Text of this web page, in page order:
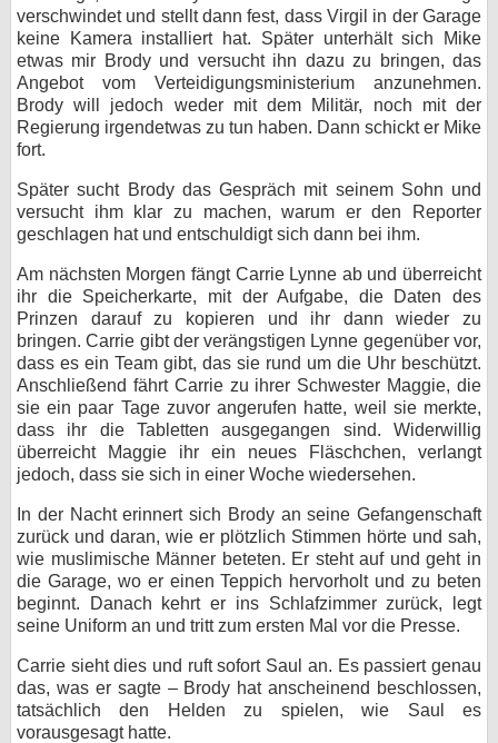
verschwindet und stellt dann fest, dass Virgil in der Garage
keine Kamera installiert hat. Später unterhält sich Mike
etwas mir Brody und versucht ihn dazu zu bringen, das
Angebot vom Verteidigungsministerium anzunehmen.
Brody will jedoch weder mit dem Militär, noch mit der
Regierung irgendetwas zu tun haben. Dann schickt er Mike
fort.
Später sucht Brody das Gespräch mit seinem Sohn und
versucht ihm klar zu machen, warum er den Reporter
geschlagen hat und entschuldigt sich dann bei ihm.
Am nächsten Morgen fängt Carrie Lynne ab und überreicht
ihr die Speicherkarte, mit der Aufgabe, die Daten des
Prinzen darauf zu kopieren und ihr dann wieder zu
bringen. Carrie gibt der verängstigen Lynne gegenüber vor,
dass es ein Team gibt, das sie rund um die Uhr beschützt.
Anschließend fährt Carrie zu ihrer Schwester Maggie, die
sie ein paar Tage zuvor angerufen hatte, weil sie merkte,
dass ihr die Tabletten ausgegangen sind. Widerwillig
überreicht Maggie ihr ein neues Fläschchen, verlangt
jedoch, dass sie sich in einer Woche wiedersehen.
In der Nacht erinnert sich Brody an seine Gefangenschaft
zurück und daran, wie er plötzlich Stimmen hörte und sah,
wie muslimische Männer beteten. Er steht auf und geht in
die Garage, wo er einen Teppich hervorholt und zu beten
beginnt. Danach kehrt er ins Schlafzimmer zurück, legt
seine Uniform an und tritt zum ersten Mal vor die Presse.
Carrie sieht dies und ruft sofort Saul an. Es passiert genau
das, was er sagte – Brody hat anscheinend beschlossen,
tatsächlich den Helden zu spielen, wie Saul es
vorausgesagt hatte.